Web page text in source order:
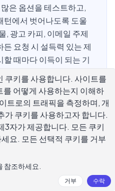
은 옵션을 테스트하고,
턴에서 벗어나도록 도울
, 광고 카피, 이메일 주제
요청 시 설득력 있는 제
때마다 이득이 되는 기
무엇입니까?
을 사용하여 콘텐츠의 제목
매기는 도구입니다. 주제, 초
다 — 그리고 가능한 참여, 감
따라 순위가 매겨진 여러 옵
쿠키를 사용합니다. 사이트를
어떻게 사용하는지 이해하
트로의 트래픽을 측정하며, 개
가 쿠키를 사용하고자 합니다.
3자가 제공합니다. 모든 쿠키
요. 모든 선택적 쿠키를 거부
참조하세요.
거부 수락